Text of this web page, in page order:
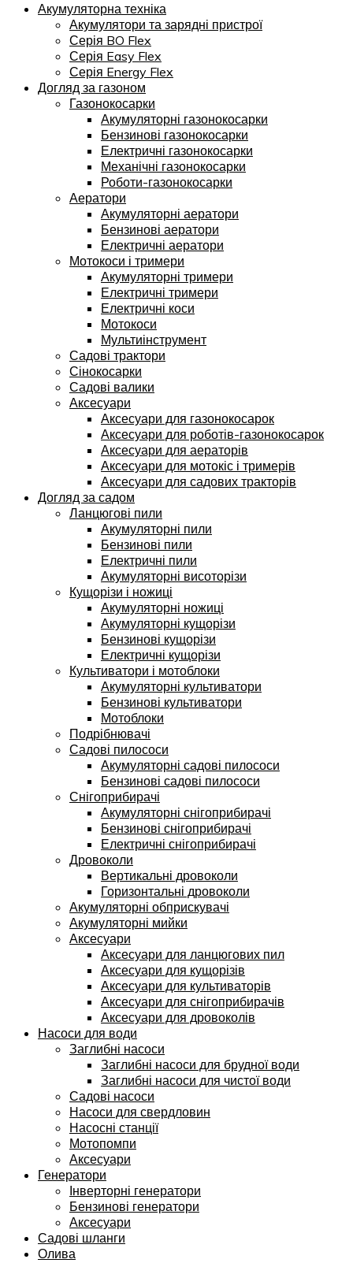
Акумуляторна техніка
Акумулятори та зарядні пристрої
Серія BO Flex
Серія Easy Flex
Серія Energy Flex
Догляд за газоном
Газонокосарки
Акумуляторні газонокосарки
Бензинові газонокосарки
Електричні газонокосарки
Механічні газонокосарки
Роботи-газонокосарки
Аератори
Акумуляторні аератори
Бензинові аератори
Електричні аератори
Мотокоси і тримери
Акумуляторні тримери
Електричні тримери
Електричні коси
Мотокоси
Мультиінструмент
Садові трактори
Сінокосарки
Садові валики
Аксесуари
Аксесуари для газонокосарок
Аксесуари для роботів-газонокосарок
Аксесуари для аераторів
Аксесуари для мотокіс і тримерів
Аксесуари для садових тракторів
Догляд за садом
Ланцюгові пили
Акумуляторні пили
Бензинові пили
Електричні пили
Акумуляторні висоторізи
Кущорізи і ножиці
Акумуляторні ножиці
Акумуляторні кущорізи
Бензинові кущорізи
Електричні кущорізи
Культиватори і мотоблоки
Акумуляторні культиватори
Бензинові культиватори
Мотоблоки
Подрібнювачі
Садові пилососи
Акумуляторні садові пилососи
Бензинові садові пилососи
Снігоприбирачі
Акумуляторні снігоприбирачі
Бензинові снігоприбирачі
Електричні снігоприбирачі
Дровоколи
Вертикальні дровоколи
Горизонтальні дровоколи
Акумуляторні обприскувачі
Акумуляторні мийки
Аксесуари
Аксесуари для ланцюгових пил
Аксесуари для кущорізів
Аксесуари для культиваторів
Аксесуари для снігоприбирачів
Аксесуари для дровоколів
Насоси для води
Заглибні насоси
Заглибні насоси для брудної води
Заглибні насоси для чистої води
Садові насоси
Насоси для свердловин
Насосні станції
Мотопомпи
Аксесуари
Генератори
Інверторні генератори
Бензинові генератори
Аксесуари
Садові шланги
Олива